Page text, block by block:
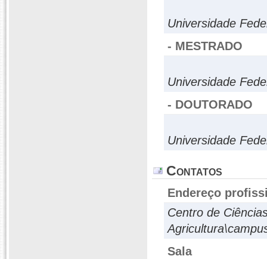
Universidade
- MESTRADO
Universidade
- DOUTORADO
Universidade
Contatos
Endereço
Centro de
Sala